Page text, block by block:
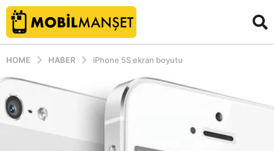
HOME HABER iPhone 5S ekran boyutu